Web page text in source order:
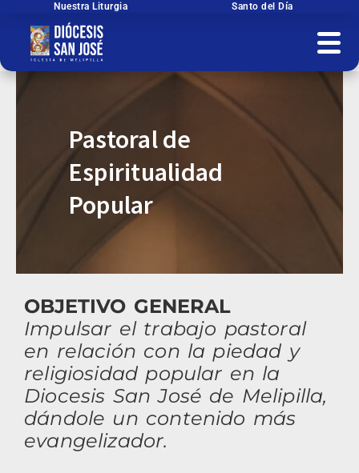
contenido
Nuestra Liturgia Santo del Día
Pastoral de
Espiritualidad
Popular
OBJETIVO GENERAL
Impulsar el trabajo pastoral
en relación con la piedad y
religiosidad popular en la
Diocesis San José de Melipilla,
dándole un contenido más
evangelizador.